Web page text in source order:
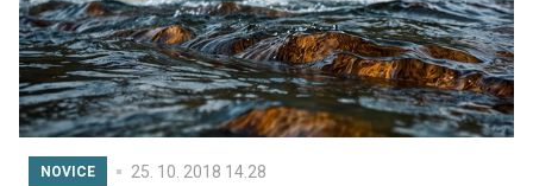
NOVICE 25. 10. 2018 14.28